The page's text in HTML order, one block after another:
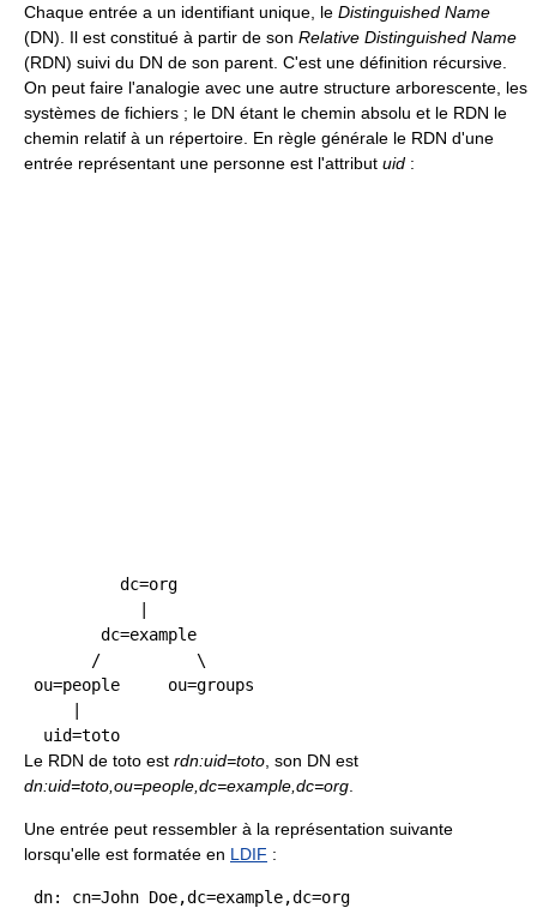
Chaque entrée a un identifiant unique, le Distinguished Name
(DN). Il est constitué à partir de son Relative Distinguished Name
(RDN) suivi du DN de son parent. C'est une définition récursive.
On peut faire l'analogie avec une autre structure arborescente, les
systèmes de fichiers ; le DN étant le chemin absolu et le RDN le
chemin relatif à un répertoire. En règle générale le RDN d'une
entrée représentant une personne est l'attribut uid :
          dc=org
        dc=example
       /          \
ou=people     ou=groups
Le RDN de toto est rdn:uid=toto , son DN est
dn:uid=toto,ou=people,dc=example,dc=org
Une entrée peut ressembler à la représentation suivante
lorsqu'elle est formatée en LDIF :
dn: cn=John Doe,dc=example,dc=org